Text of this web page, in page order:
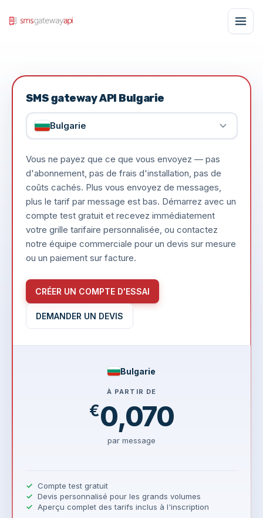
SMS gateway API Bulgarie
Bulgarie
Vous ne payez que ce que vous envoyez — pas
d'abonnement, pas de frais d'installation, pas de
coûts cachés. Plus vous envoyez de messages,
plus le tarif par message est bas. Démarrez avec un
compte test gratuit et recevez immédiatement
votre grille tarifaire personnalisée, ou contactez
notre équipe commerciale pour un devis sur mesure
ou un paiement sur facture.
CRÉER UN COMPTE D'ESSAI
DEMANDER UN DEVIS
Bulgarie
À PARTIR DE
€0,070
par message
Compte test gratuit
Devis personnalisé pour les grands volumes
Aperçu complet des tarifs inclus à l'inscription